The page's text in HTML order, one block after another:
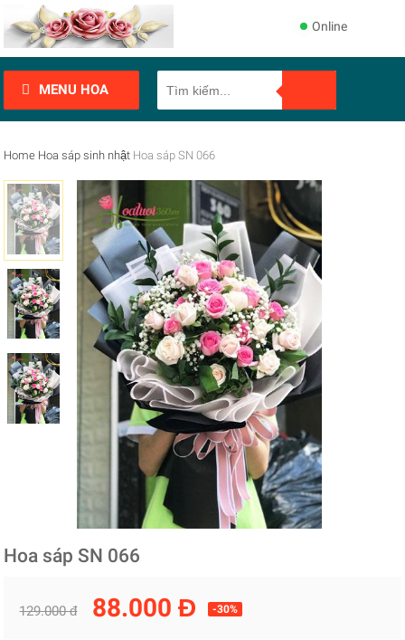
Online
MENU HOA
Home Hoa sáp sinh nhật Hoa sáp SN 066
Hoa sáp SN 066
129.000 đ 88.000 Đ -30%